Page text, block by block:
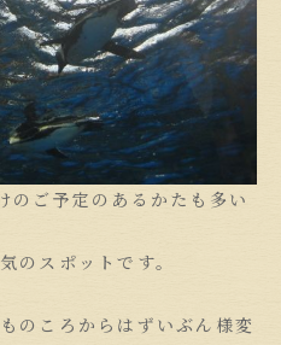
のご予定のあるかたも多い
のスポットです。
のころからはずいぶん様変